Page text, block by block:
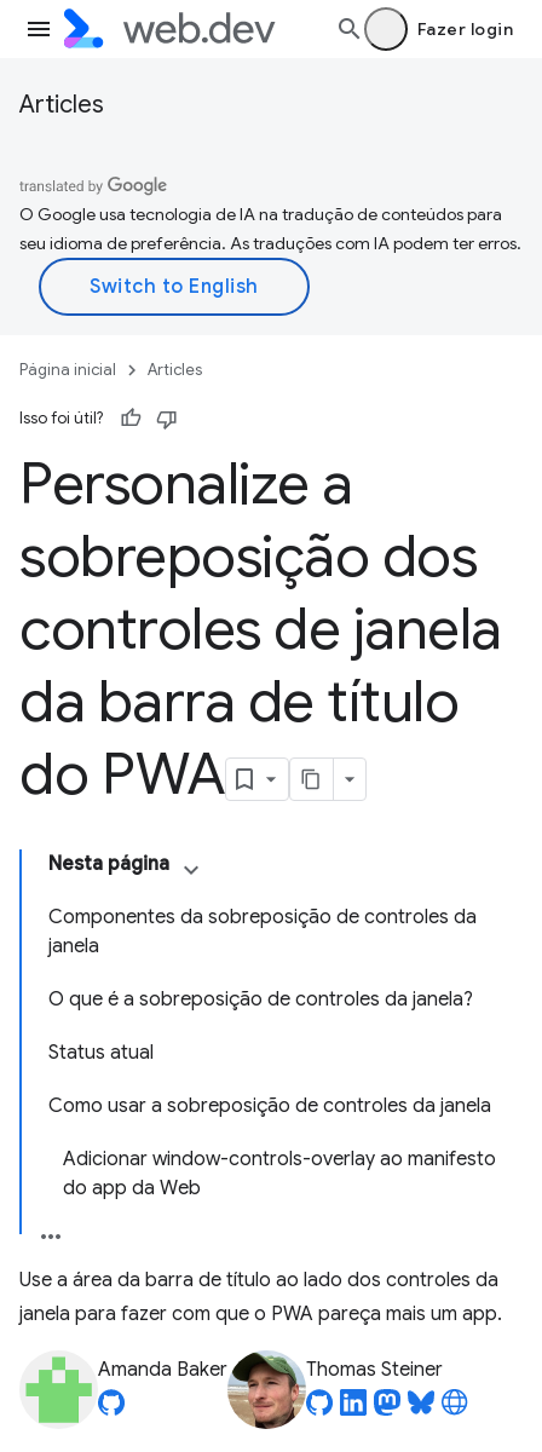
Fazer login
Articles
O Google usa tecnologia de IA na tradução de conteúdos para
seu idioma de preferência. As traduções com IA podem ter erros.
Página inicial Articles
Isso foi útil?
Personalize a
sobreposição dos
controles de janela
da barra de título
do PWA
Nesta página
Componentes da sobreposição de controles da
janela
O que é a sobreposição de controles da janela?
Status atual
Como usar a sobreposição de controles da janela
Adicionar window-controls-overlay ao manifesto
do app da Web
Use a área da barra de título ao lado dos controles da
janela para fazer com que o PWA pareça mais um app.
Amanda Baker Thomas Steiner